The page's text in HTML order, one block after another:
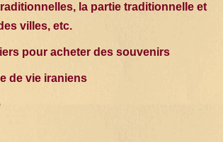
la partie traditionnelle et
villes, etc.
pour acheter des souvenirs
de vie iraniens